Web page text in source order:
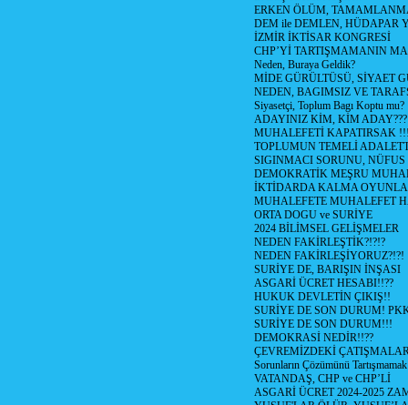
ERKEN ÖLÜM,
DEM ile DEMLEN, HÜDAPAR
İZMİR İKTİSAR KONGRESİ
CHP’Yİ TARTIŞMAMANIN
Neden, Buraya Geldik?
MİDE GÜRÜLTÜSÜ, SİYAET
NEDEN, BAGIMSIZ VE
Siyasetçi, Toplum Bagı Koptu mu?
ADAYINIZ KİM, KİM ADAY???
MUHALEFETİ KAPATIRSAK
TOPLUMUN TEMELİ
SIGINMACI SORUNU,
DEMOKRATİK MEŞRU
İKTİDARDA KALMA
MUHALEFETE MUHALEFET
ORTA DOGU ve SURİYE
2024 BİLİMSEL GELİŞMELER
NEDEN FAKİRLEŞTİK?!?!?
NEDEN FAKİRLEŞİYORUZ?!?!
SURİYE DE, BARIŞIN İNŞASI
ASGARİ ÜCRET HESABI!!??
HUKUK DEVLETİN ÇIKIŞ!!
SURİYE DE SON DURUM!
SURİYE DE SON DURUM!!!
DEMOKRASİ NEDİR!!??
ÇEVREMİZDEKİ
Sorunların Çözümünü
VATANDAŞ, CHP ve CHP’Lİ
ASGARİ ÜCRET 2024-2025